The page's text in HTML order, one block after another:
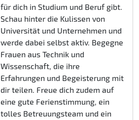
für dich in Studium und Beruf gibt.
Schau hinter die Kulissen von
Universität und Unternehmen und
werde dabei selbst aktiv. Begegne
Frauen aus Technik und
Wissenschaft, die ihre
Erfahrungen und Begeisterung mit
dir teilen. Freue dich zudem auf
eine gute Ferienstimmung, ein
tolles Betreuungsteam und ein